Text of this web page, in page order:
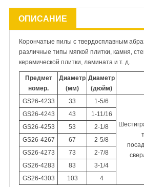
ОПИСАНИЕ
Корончатые пилы с твердосплавным
различные типы мягкой плитки, камня,
керамической плитки, ламината и т. д.
Предмет
номер.
Диаметр
(мм)
Диаметр
(дюйм)
GS26-4233 33 1-5/6
GS26-4243 43
1-11/16
GS26-4253
53
2-1/8
GS26-4267
67
2-5/8
GS26-4273
73
2-7/8
GS26-4283
83
3-1/4
GS26-4303
103 4